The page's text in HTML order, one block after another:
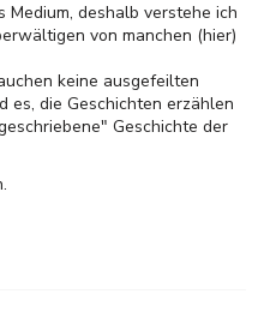
Medium, deshalb verstehe ich
von manchen (hier)
keine ausgefeilten
es, die Geschichten erzählen
Geschichte der